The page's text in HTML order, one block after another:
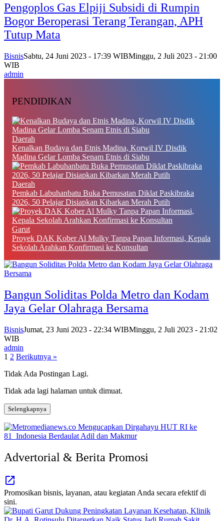
Pengoplos Gas Elpiji Subsidi di Rumpin
Bogor Beroperasi Terang Terangan, APH
Tutup Mata
BisnisSabtu, 24 Juni 2023 - 17:39 WIBMinggu, 2 Juli 2023 - 21:00
WIB
admin
PENDIDIKAN
Daerah
Kenalkan Budaya dan Etnis Madina, Korwil IV Disdik
Madina Gelar Lomba Senam Etnis di Siabu
Daerah
Pemkab Labuhanbatu Buka Pemusatan Diklat Paskibraka
2026, 50 Pelajar Disiapkan Kibarkan Merah Putih
Garut
Proyek DAK Kober Al Mulky Tanpa Papan Informasi, Kepala
Sekolah Arahkan Konfirmasi ke Konsultan
Bangun Soliditas Polda Metro dan Kodam
Jaya Gelar Olahraga Bersama
BisnisJumat, 23 Juni 2023 - 22:34 WIBMinggu, 2 Juli 2023 - 21:02
WIB
admin
Paginasi
pos
1 2 Berikutnya »
Tidak Ada Postingan Lagi.
Tidak ada lagi halaman untuk dimuat.
Selengkapnya
Advertorial & Berita Promosi
Promosikan bisnis, layanan, atau kegiatan Anda secara efektif di
sini.